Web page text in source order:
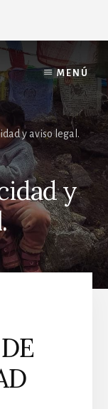
MENÚ
y aviso legal.
y